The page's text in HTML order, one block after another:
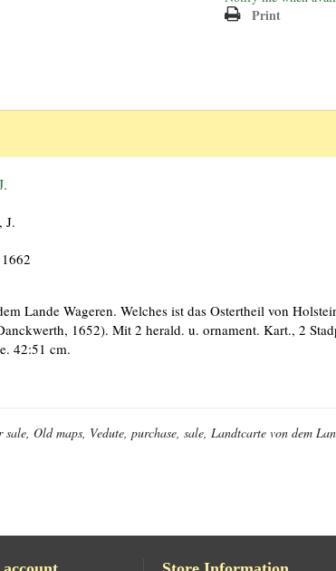
Print
J.
1662
Lande Wageren. Welches ist das Ostertheil von
1652). Mit 2 herald. u. ornament. Kart., 2
42:51 cm.
sale, Old maps, Vedute, purchase, sale, Landtcarte von dem